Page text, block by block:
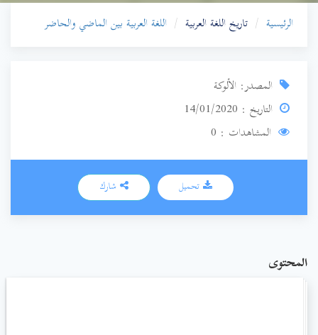
الرئيسية تاريخ اللغة العربية اللغة العربية بين الماضي والحاضر
المصدر: الألوكة
التاريخ : 14/01/2020
المشاهدات : 0
تحميل
المحتوى